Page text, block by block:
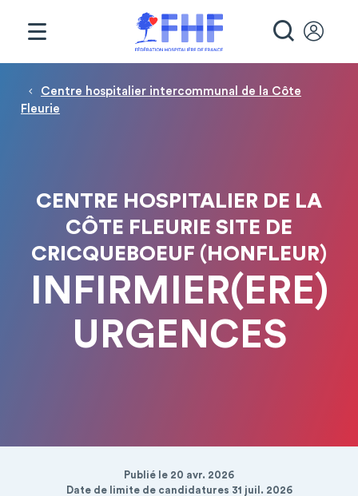
Fil d'Ariane
Centre hospitalier intercommunal de la Côte
Fleurie
CENTRE HOSPITALIER DE LA
CÔTE FLEURIE SITE DE
CRICQUEBOEUF (HONFLEUR)
INFIRMIER(ERE)
URGENCES
Publié le 20 avr. 2026
Date de limite de candidatures 31 juil. 2026
Panneau de gestion des cookies